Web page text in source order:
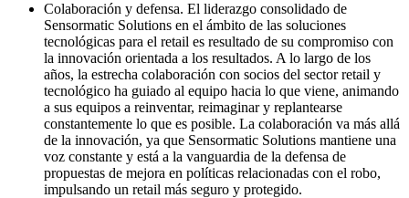
Colaboración y defensa. El liderazgo consolidado de
Sensormatic Solutions en el ámbito de las soluciones
tecnológicas para el retail es resultado de su compromiso con
la innovación orientada a los resultados. A lo largo de los
años, la estrecha colaboración con socios del sector retail y
tecnológico ha guiado al equipo hacia lo que viene, animando
a sus equipos a reinventar, reimaginar y replantearse
constantemente lo que es posible. La colaboración va más allá
de la innovación, ya que Sensormatic Solutions mantiene una
voz constante y está a la vanguardia de la defensa de
propuestas de mejora en políticas relacionadas con el robo,
impulsando un retail más seguro y protegido.